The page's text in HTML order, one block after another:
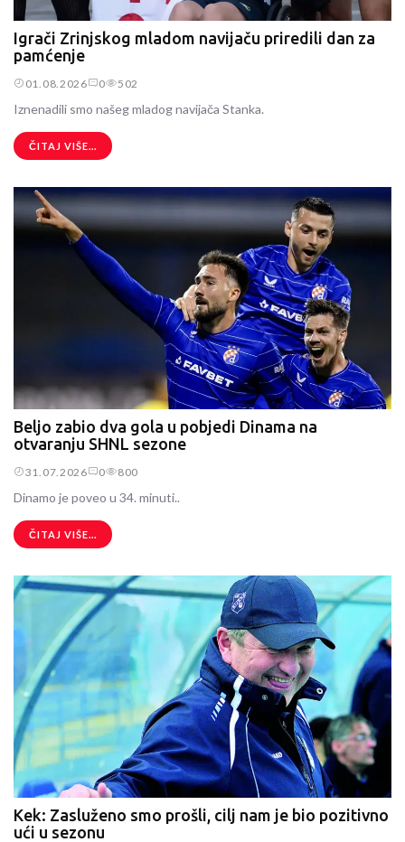
Igrači Zrinjskog mladom navijaču priredili dan za
pamćenje
01.08.2026 0 502
Iznenadili smo našeg mladog navijača Stanka.
ČITAJ VIŠE...
Beljo zabio dva gola u pobjedi Dinama na
otvaranju SHNL sezone
31.07.2026 0 800
Dinamo je poveo u 34. minuti..
ČITAJ VIŠE...
Kek: Zasluženo smo prošli, cilj nam je bio pozitivno
ući u sezonu